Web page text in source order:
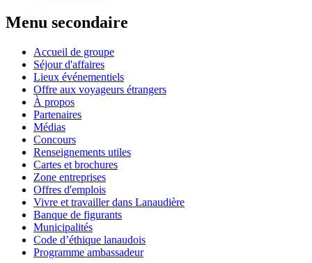
Menu secondaire
Accueil de groupe
Séjour d'affaires
Lieux événementiels
Offre aux voyageurs étrangers
À propos
Partenaires
Médias
Concours
Renseignements utiles
Cartes et brochures
Zone entreprises
Offres d'emplois
Vivre et travailler dans Lanaudière
Banque de figurants
Municipalités
Code d’éthique lanaudois
Programme ambassadeur